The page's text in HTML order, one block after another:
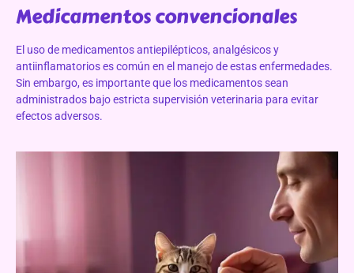
Medicamentos convencionales
El uso de medicamentos antiepilépticos, analgésicos y
antiinflamatorios es común en el manejo de estas enfermedades.
Sin embargo, es importante que los medicamentos sean
administrados bajo estricta supervisión veterinaria para evitar
efectos adversos.